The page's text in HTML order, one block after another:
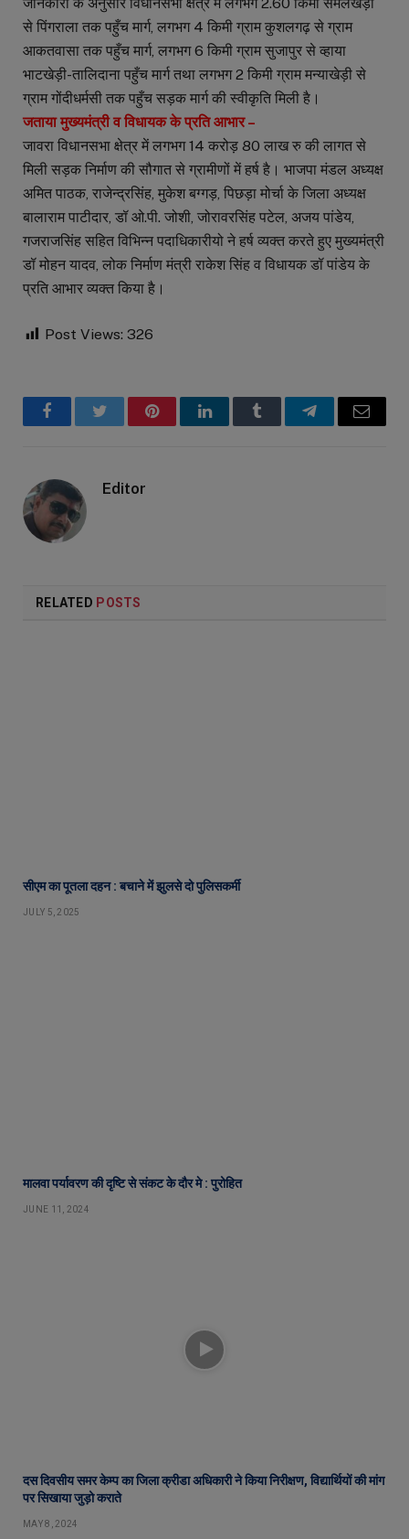
से पिंगराला तक पहुँच मार्ग, लगभग 4 किमी ग्राम कुशलगढ़ से ग्राम
आकतवासा तक पहुँच मार्ग, लगभग 6 किमी ग्राम सुजापुर से व्हाया
भाटखेड़ी-तालिदाना पहुँच मार्ग तथा लगभग 2 किमी ग्राम मन्याखेड़ी से
ग्राम गोंदीधर्मसी तक पहुँच सड़क मार्ग की स्वीकृति मिली है।
जताया मुख्यमंत्री व विधायक के प्रति आभार –
जावरा विधानसभा क्षेत्र में लगभग 14 करोड़ 80 लाख रु की लागत से
मिली सड़क निर्माण की सौगात से ग्रामीणों में हर्ष है। भाजपा मंडल अध्यक्ष
अमित पाठक, राजेन्द्रसिंह, मुकेश बग्गड़, पिछड़ा मोर्चा के जिला अध्यक्ष
बालाराम पाटीदार, डॉ ओ.पी. जोशी, जोरावरसिंह पटेल, अजय पांडेय,
गजराजसिंह सहित विभिन्न पदाधिकारीयो ने हर्ष व्यक्त करते हुए मुख्यमंत्री
डॉ मोहन यादव, लोक निर्माण मंत्री राकेश सिंह व विधायक डॉ पांडेय के
प्रति आभार व्यक्त किया है।
Post Views: 326
FacebookTwitter PinterestLinkedInTumblr TelegramEmail
Editor
RELATED POSTS
सीएम का पूतला दहन : बचाने में झुलसे दो पुलिसकर्मी
JULY 5, 2025
मालवा पर्यावरण की दृष्टि से संकट के दौर मे : पुरोहित
JUNE 11, 2024
दस दिवसीय समर केम्प का जिला क्रीडा अधिकारी ने किया निरीक्षण, विद्यार्थियों की मांग
पर सिखाया जुड़ो कराते
MAY 8, 2024